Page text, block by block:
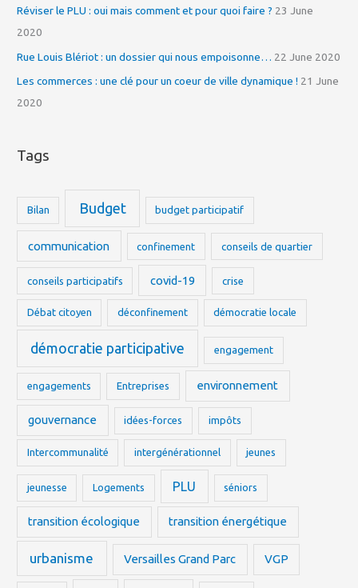
:
Réviser le PLU : oui mais comment et pour quoi faire ? 23 June
2020
Rue Louis Blériot : un dossier qui nous empoisonne… 22 June 2020
Les commerces : une clé pour un coeur de ville dynamique ! 21 June
2020
Tags
Bilan Budget budget participatif
communication confinement conseils de quartier
conseils participatifs covid-19 crise
Débat citoyen déconfinement démocratie locale
démocratie participative engagement
engagements Entreprises environnement
gouvernance idées-forces impôts
Intercommunalité intergénérationnel jeunes
jeunesse Logements PLU séniors
transition écologique transition énergétique
urbanisme Versailles Grand Parc VGP